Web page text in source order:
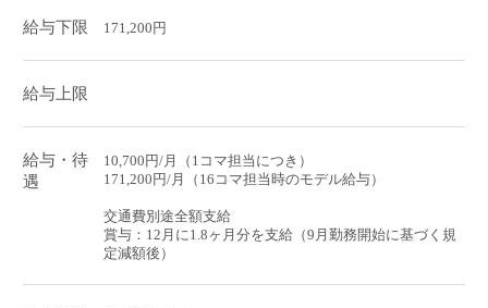
給与下限 171,200円
給与上限
給与・待
遇
10,700円/月（1コマ担当につき）
171,200円/月（16コマ担当時のモデル給与）
交通費別途全額支給
賞与：12月に1.8ヶ月分を支給（9月勤務開始に基づく規
定減額後）